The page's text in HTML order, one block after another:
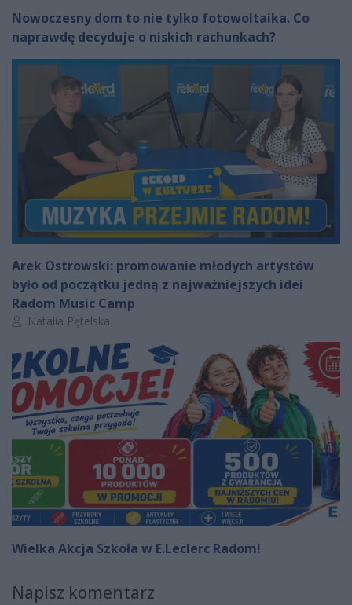
Nowoczesny dom to nie tylko fotowoltaika. Co
naprawdę decyduje o niskich rachunkach?
Arek Ostrowski: promowanie młodych artystów
było od początku jedną z najważniejszych idei
Radom Music Camp
Autor artykułu:
Natalia Pętelska
Wielka Akcja Szkoła w E.Leclerc Radom!
Napisz komentarz